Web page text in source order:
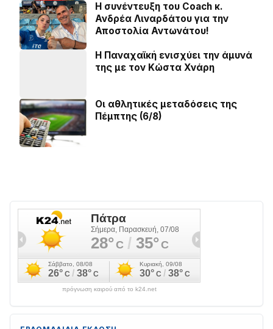
H συνέντευξη του Coach κ.
Ανδρέα Λιναρδάτου για την
Αποστολία Αντωνάτου!
Η Παναχαϊκή ενισχύει την άμυνά
της με τον Κώστα Χνάρη
Οι αθλητικές μεταδόσεις της
Πέμπτης (6/8)
πρόγνωση καιρού από το k24.net